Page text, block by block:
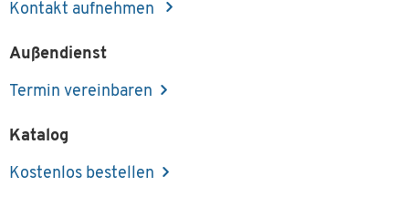
Kontakt aufnehmen
Außendienst
Termin vereinbaren
Katalog
Kostenlos bestellen